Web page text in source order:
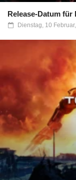
Release-Datum für
Dienstag, 10